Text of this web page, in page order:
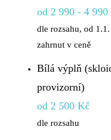
od 2 990 - 4
dle rozsahu, od
zahrnut v ceně
Bílá výplň
provizorní)
od 2 500 Kč
dle rozsahu